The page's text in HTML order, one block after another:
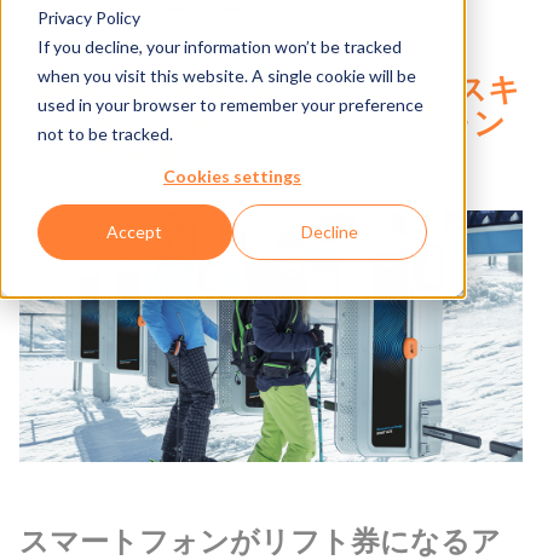
Privacy Policy
If you decline, your information won’t be tracked
when you visit this website. A single cookie will be
used in your browser to remember your preference
not to be tracked.
Cookies settings
Accept Decline
2.03.2023
Axess SKI WALLET（アクセススキ
ーウォレット）でスマートフォン
スマートフォンがリフト券になるア